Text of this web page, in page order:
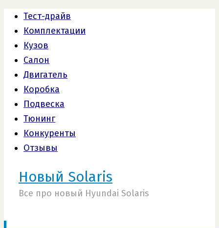
Тест-драйв
Комплектации
Кузов
Салон
Двигатель
Коробка
Подвеска
Тюнинг
Конкуренты
Отзывы
Новый Solaris
Все про новый Hyundai Solaris